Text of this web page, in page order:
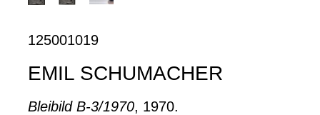
125001019
EMIL SCHUMACHER
Bleibild B-3/1970, 1970.